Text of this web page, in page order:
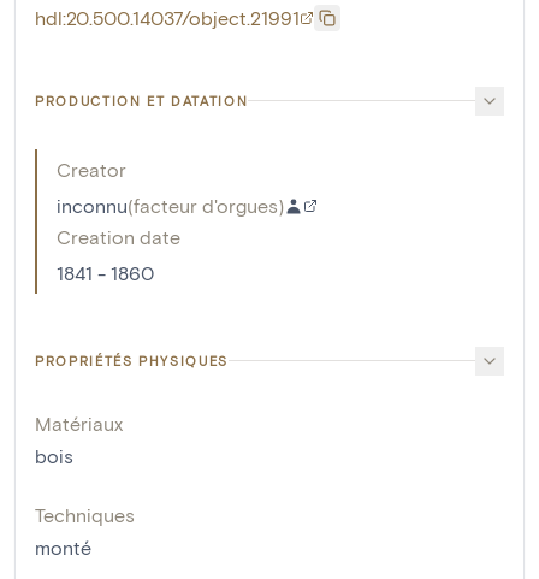
hdl:20.500.14037/object.21991
PRODUCTION ET DATATION
Creator
inconnu(facteur d'orgues)
Creation date
1841 - 1860
PROPRIÉTÉS PHYSIQUES
Matériaux
bois
Techniques
monté